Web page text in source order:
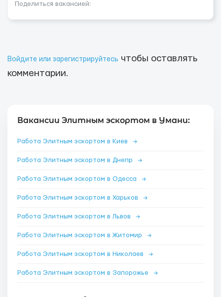
Поделиться вакансией:
Войдите или зарегистрируйтесь чтобы оставлять
комментарии.
Вакансии Элитным эскортом в Умани:
Работа Элитным эскортом в Киев →
Работа Элитным эскортом в Днепр →
Работа Элитным эскортом в Одесса →
Работа Элитным эскортом в Харьков →
Работа Элитным эскортом в Львов →
Работа Элитным эскортом в Житомир →
Работа Элитным эскортом в Николаев →
Работа Элитным эскортом в Запорожье →